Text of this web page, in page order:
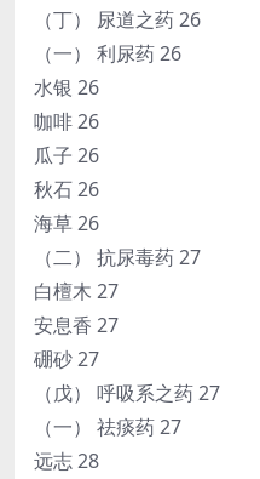
（丁） 尿道之药 26
（一） 利尿药 26
水银 26
咖啡 26
瓜子 26
秋石 26
海草 26
（二） 抗尿毒药 27
白檀木 27
安息香 27
硼砂 27
（戊） 呼吸系之药 27
（一） 祛痰药 27
远志 28